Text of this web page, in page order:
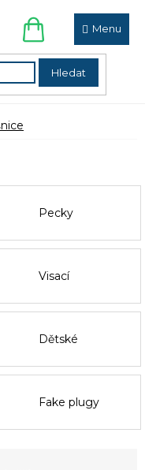
Hledat
NÁKUPNÍ
KOŠÍK
Pecky
Visací
Dětské
Fake plugy